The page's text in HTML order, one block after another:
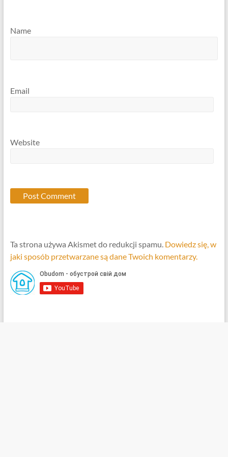
Name
Email
Website
Ta strona używa Akismet do redukcji spamu. Dowiedz się, w
jaki sposób przetwarzane są dane Twoich komentarzy.